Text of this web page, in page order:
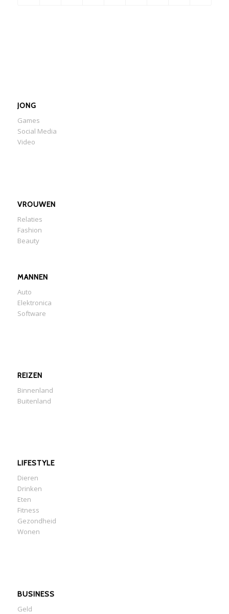
JONG
Games
Social Media
Video
VROUWEN
Relaties
Fashion
Beauty
MANNEN
Auto
Elektronica
Software
REIZEN
Binnenland
Buitenland
LIFESTYLE
Dieren
Drinken
Eten
Fitness
Gezondheid
Wonen
BUSINESS
Geld